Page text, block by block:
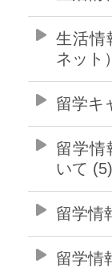
生活情
ネット
留学キ
留学情
いて (5)
留学情
留学情